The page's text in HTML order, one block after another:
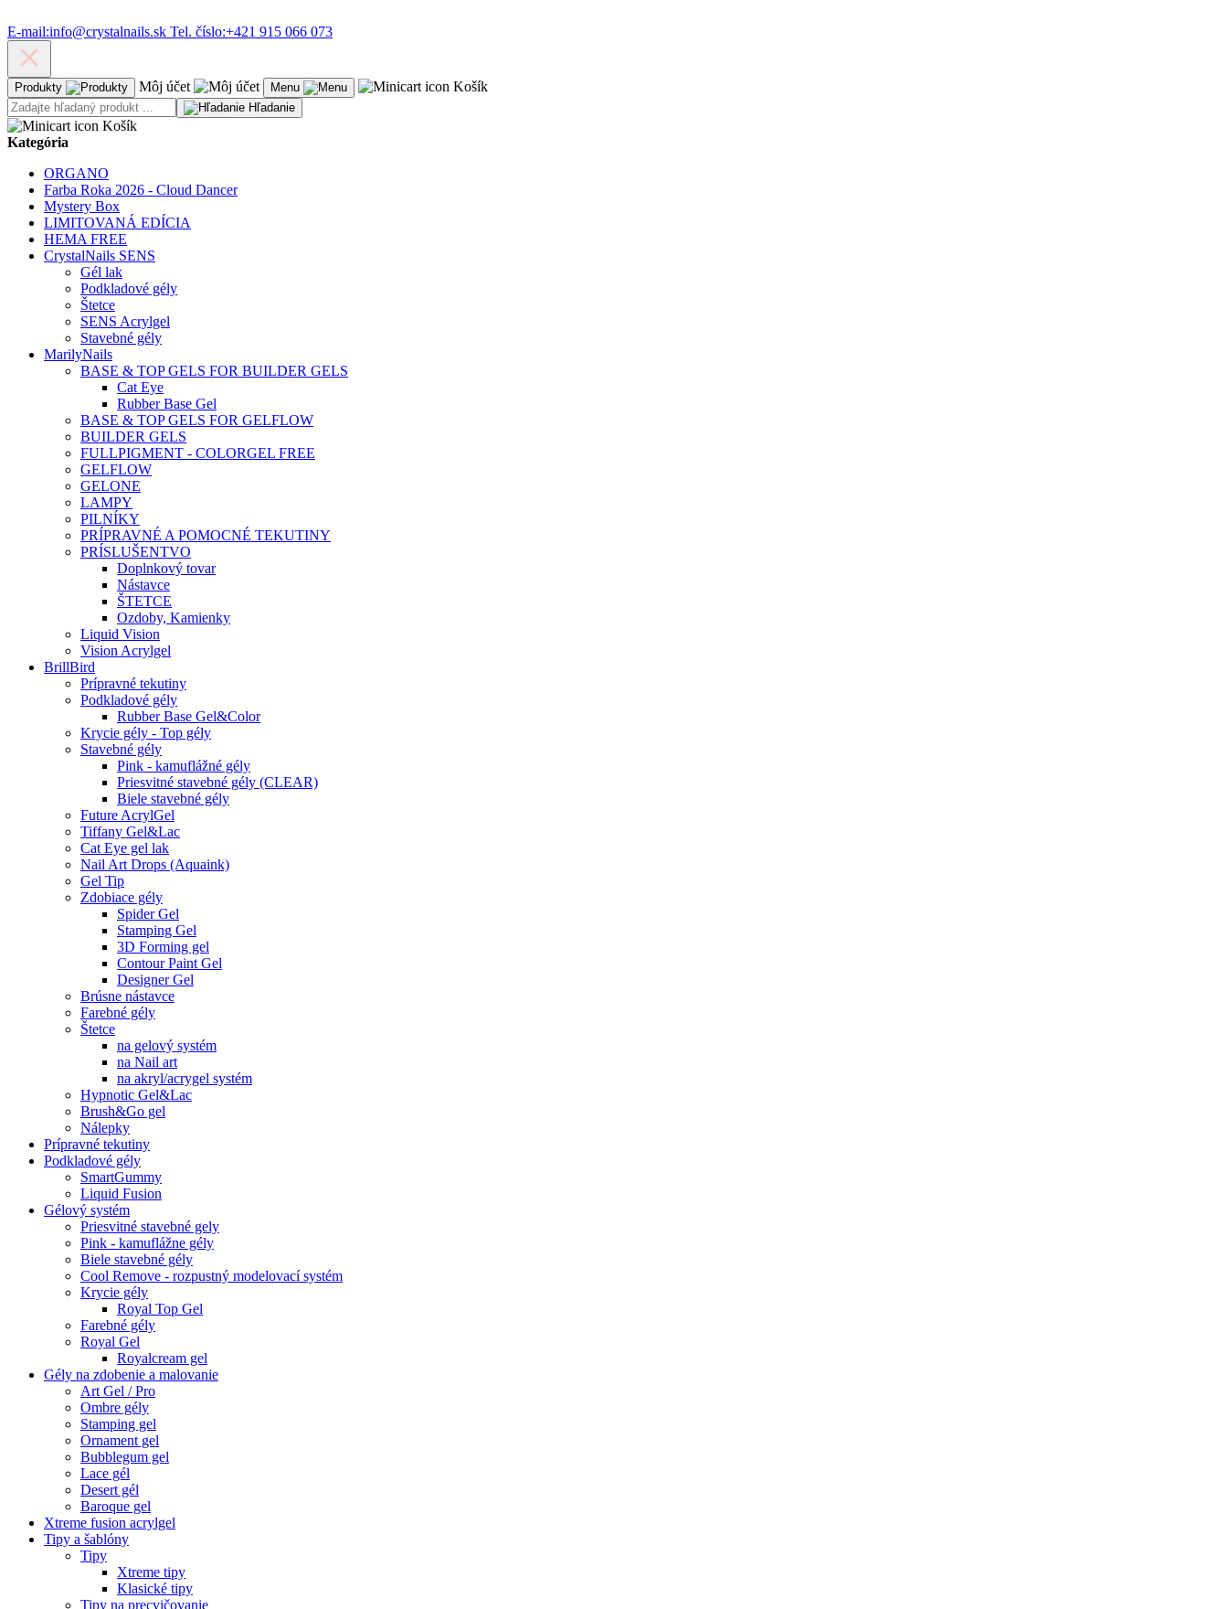
E-mail:info@crystalnails.sk Tel. číslo:+421 915 066 073
Produkty Môj účet Menu Košík
Hľadanie
Košík
Kategória
ORGANO
Farba Roka 2026 - Cloud Dancer
Mystery Box
LIMITOVANÁ EDÍCIA
HEMA FREE
CrystalNails SENS
Gél lak
Podkladové gély
Štetce
SENS Acrylgel
Stavebné gély
MarilyNails
BASE & TOP GELS FOR BUILDER GELS
Cat Eye
Rubber Base Gel
BASE & TOP GELS FOR GELFLOW
BUILDER GELS
FULLPIGMENT - COLORGEL FREE
GELFLOW
GELONE
LAMPY
PILNÍKY
PRÍPRAVNÉ A POMOCNÉ TEKUTINY
PRÍSLUŠENTVO
Doplnkový tovar
Nástavce
ŠTETCE
Ozdoby, Kamienky
Liquid Vision
Vision Acrylgel
BrillBird
Prípravné tekutiny
Podkladové gély
Rubber Base Gel&Color
Krycie gély - Top gély
Stavebné gély
Pink - kamuflážné gély
Priesvitné stavebné gély (CLEAR)
Biele stavebné gély
Future AcrylGel
Tiffany Gel&Lac
Cat Eye gel lak
Nail Art Drops (Aquaink)
Gel Tip
Zdobiace gély
Spider Gel
Stamping Gel
3D Forming gel
Contour Paint Gel
Designer Gel
Brúsne nástavce
Farebné gély
Štetce
na gelový systém
na Nail art
na akryl/acrygel systém
Hypnotic Gel&Lac
Brush&Go gel
Nálepky
Prípravné tekutiny
Podkladové gély
SmartGummy
Liquid Fusion
Gélový systém
Priesvitné stavebné gely
Pink - kamuflážne gély
Biele stavebné gély
Cool Remove - rozpustný modelovací systém
Krycie gély
Royal Top Gel
Farebné gély
Royal Gel
Royalcream gel
Gély na zdobenie a malovanie
Art Gel / Pro
Ombre gély
Stamping gel
Ornament gel
Bubblegum gel
Lace gél
Desert gél
Baroque gel
Xtreme fusion acrylgel
Tipy a šablóny
Tipy
Xtreme tipy
Klasické tipy
Tipy na precvičovanie